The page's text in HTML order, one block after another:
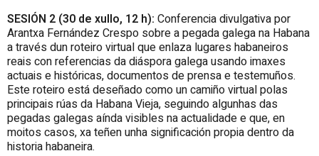
SESIÓN 2 (30 de xullo, 12 h): Conferencia divulgativa por
Arantxa Fernández Crespo sobre a pegada galega na Habana
a través dun roteiro virtual que enlaza lugares habaneiros
reais con referencias da diáspora galega usando imaxes
actuais e históricas, documentos de prensa e testemuños.
Este roteiro está deseñado como un camiño virtual polas
principais rúas da Habana Vieja, seguindo algunhas das
pegadas galegas aínda visibles na actualidade e que, en
moitos casos, xa teñen unha significación propia dentro da
historia habaneira.